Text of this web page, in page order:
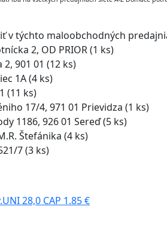
v týchto maloobchodných
2, OD PRIOR(1 ks)
901 01 (12 ks)
1A(4 ks)
(11 ks)
17/4, 971 01 Prievidza (1 ks)
1186, 926 01 Sereď(5 ks)
Štefánika (4 ks)
7(3 ks)
28,0 CAP 1.85 €